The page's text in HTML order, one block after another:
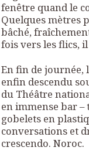
fenêtre quand le
Quelques mètres
bâché,
fois vers les flics,
En fin de journée,
enfin descendu
du Théâtre
en immense bar –
gobelets en
conversations et
crescendo. Noroc.